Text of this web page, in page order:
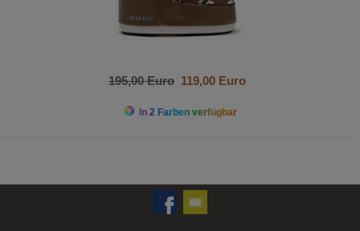
195,00 Euro 119,00 Euro
In 2 Farben verfügbar